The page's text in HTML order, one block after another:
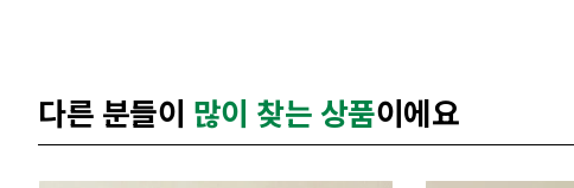
다른 분들이 많이 찾는 상품이에요